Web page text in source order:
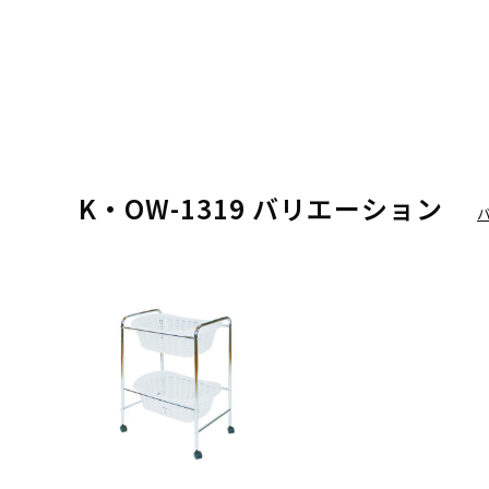
K・OW-1319 バリエーション